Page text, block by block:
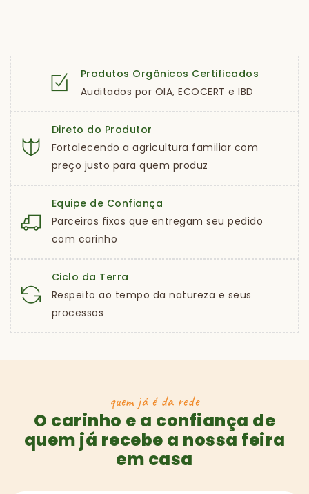
Produtos Orgânicos Certificados
Auditados por OIA, ECOCERT e IBD
Direto do Produtor
Fortalecendo a agricultura familiar com
preço justo para quem produz
Equipe de Confiança
Parceiros fixos que entregam seu pedido
com carinho
Ciclo da Terra
Respeito ao tempo da natureza e seus
processos
quem já é da rede
O carinho e a confiança de
quem já recebe a nossa feira
em casa